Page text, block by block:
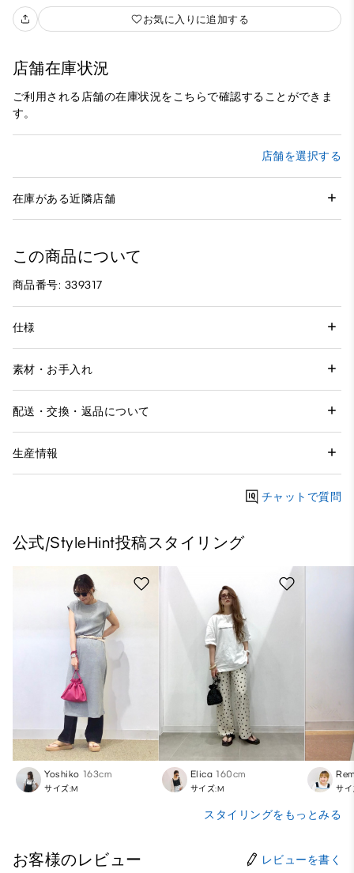
お気に入りに追加する
店舗在庫状況
ご利用される店舗の在庫状況をこちらで確認することができま
す。
店舗を選択する
在庫がある近隣店舗
この商品について
商品番号: 339317
仕様
素材・お手入れ
配送・交換・返品について
生産情報
チャットで質問
公式/StyleHint投稿スタイリング
Yoshiko 163cm
サイズ:M
Elica 160cm
サイズ:M サ
スタイリングをもっとみる
お客様のレビュー レビューを書く